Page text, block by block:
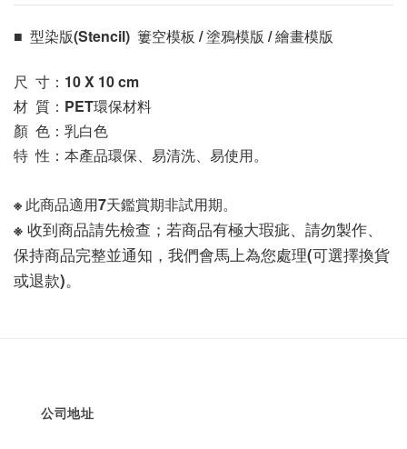
■  型染版(Stencil)  簍空模板 / 塗鴉模版 / 繪畫模版
尺  寸：10 X 10 cm
材  質：PET環保材料
顏  色：乳白色
特  性：本產品環保、易清洗、易使用。
※ 此商品適用7天鑑賞期非試用期。
※ 收到商品請先檢查；若商品有極大瑕疵、請勿製作、
保持商品完整並通知，我們會馬上為您處理(可選擇換貨
或退款)。
公司地址